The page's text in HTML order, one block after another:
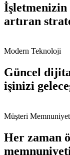
artıran
Modern Teknoloji
Güncel
işinizi
Müşteri
Her zaman